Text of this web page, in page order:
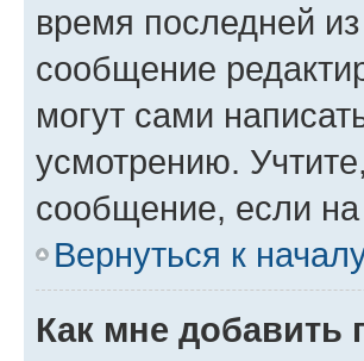
время последней
сообщение
могут сами
усмотрению.
сообщение, если на
Вернуться к
Как мне